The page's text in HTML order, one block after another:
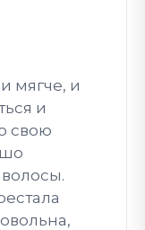
мягче, и
и
свою